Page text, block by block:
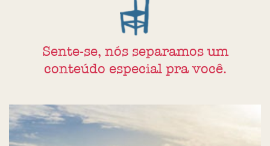
Sente-se, nós separamos um
conteúdo especial pra você.